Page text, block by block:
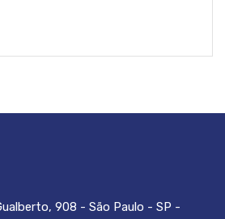
908 - São Paulo - SP -